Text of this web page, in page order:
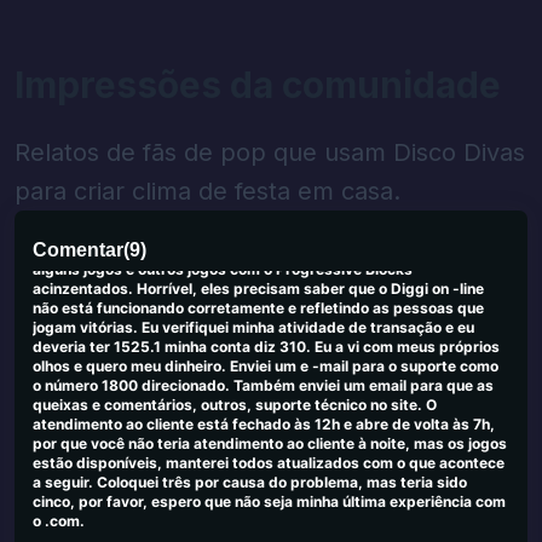
Relatos de fãs de pop que usam Disco Divas
para criar clima de festa em casa.
Comentar(9)
0 0
J
JACINTA NICKERSON
2025-09-19 04:46:20
meu dinheiro que disse que Win 900.740, etc. A tela congelou em
alguns jogos e outros jogos com o Progressive Blocks
acinzentados. Horrível, eles precisam saber que o Diggi on -line
não está funcionando corretamente e refletindo as pessoas que
jogam vitórias. Eu verifiquei minha atividade de transação e eu
deveria ter 1525.1 minha conta diz 310. Eu a vi com meus próprios
olhos e quero meu dinheiro. Enviei um e -mail para o suporte como
o número 1800 direcionado. Também enviei um email para que as
queixas e comentários, outros, suporte técnico no site. O
atendimento ao cliente está fechado às 12h e abre de volta às 7h,
por que você não teria atendimento ao cliente à noite, mas os jogos
estão disponíveis, manterei todos atualizados com o que acontece
a seguir. Coloquei três por causa do problema, mas teria sido
cinco, por favor, espero que não seja minha última experiência com
o .com.